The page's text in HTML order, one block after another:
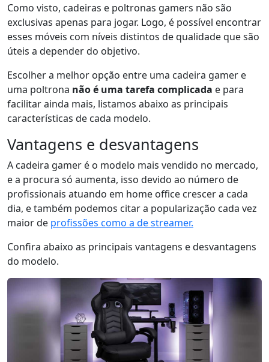
Como visto, cadeiras e poltronas gamers não são
exclusivas apenas para jogar. Logo, é possível encontrar
esses móveis com níveis distintos de qualidade que são
úteis a depender do objetivo.
Escolher a melhor opção entre uma cadeira gamer e
uma poltrona não é uma tarefa complicada e para
facilitar ainda mais, listamos abaixo as principais
características de cada modelo.
Vantagens e desvantagens
A cadeira gamer é o modelo mais vendido no mercado,
e a procura só aumenta, isso devido ao número de
profissionais atuando em home office crescer a cada
dia, e também podemos citar a popularização cada vez
maior de profissões como a de streamer.
Confira abaixo as principais vantagens e desvantagens
do modelo.